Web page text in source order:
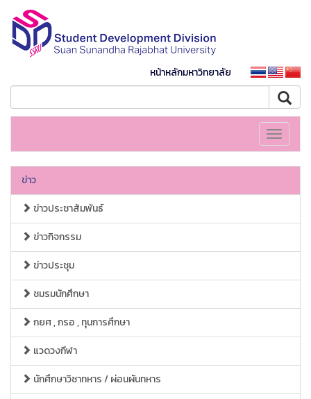
หน้าหลักมหาวิทยาลัย
Toggle
ข่าว
ข่าวประชาสัมพันธ์
ข่าวกิจกรรม
ข่าวประชุม
ชมรมนักศึกษา
กยศ , กรอ , ทุนการศึกษา
แวดวงกีฬา
นักศึกษาวิชาทหาร / ผ่อนผันทหาร